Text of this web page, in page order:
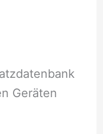
Geräten